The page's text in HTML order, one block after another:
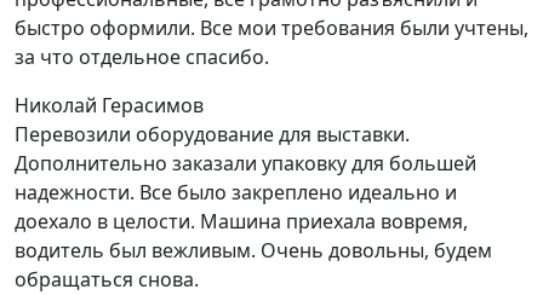
быстро оформили. Все мои требования были учтены,
за что отдельное спасибо.
Николай Герасимов
Перевозили оборудование для выставки.
Дополнительно заказали упаковку для большей
надежности. Все было закреплено идеально и
доехало в целости. Машина приехала вовремя,
водитель был вежливым. Очень довольны, будем
обращаться снова.